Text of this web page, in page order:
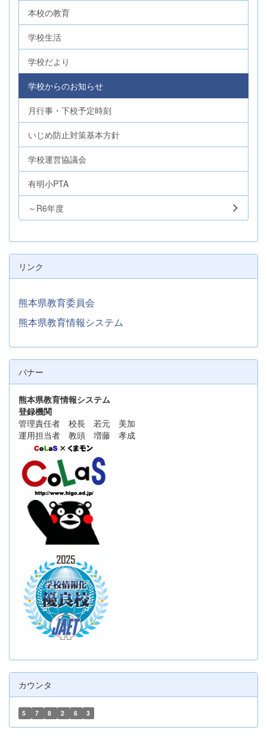
本校の教育
学校生活
学校だより
学校からのお知らせ
月行事・下校予定時刻
いじめ防止対策基本方針
学校運営協議会
有明小PTA
～R6年度
リンク
熊本県教育委員会
熊本県教育情報システム
バナー
熊本県教育情報システム
登録機関
管理責任者 校長 若元 美加
運用担当者 教頭 増藤 孝成
カウンタ
5 7 8 2 6 3